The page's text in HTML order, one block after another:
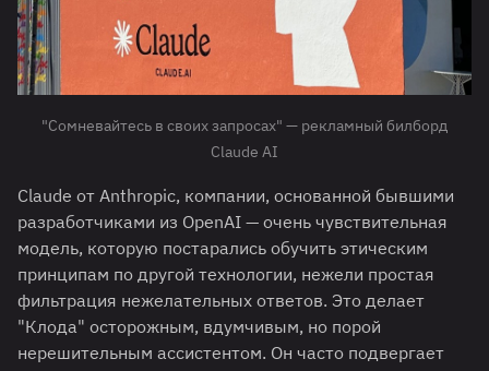
"Сомневайтесь в своих запросах" — рекламный билборд
Claude AI
Claude от Anthropic, компании, основанной бывшими
разработчиками из OpenAI — очень чувствительная
модель, которую постарались обучить этическим
принципам по другой технологии, нежели простая
фильтрация нежелательных ответов. Это делает
"Клода" осторожным, вдумчивым, но порой
нерешительным ассистентом. Он часто подвергает